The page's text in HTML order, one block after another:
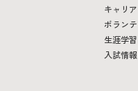
キャリア
ボラン
生涯学
入試情報